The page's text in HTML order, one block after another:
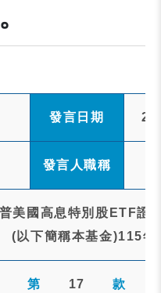
發言日期
發言人職稱
美國高息特別股ETF證
(以下簡稱本基金)115
第 17 款